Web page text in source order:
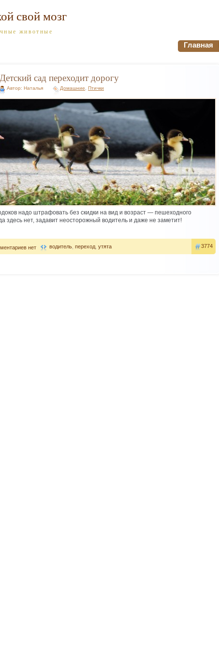
свой мозг
животные
Главная
Детский сад переходит дорогу
Автор: Наталья Домашние Птички
надо штрафовать без скидки на вид и возраст — пешеходного
здесь нет, задавит неосторожный водитель и даже не заметит!
нет водитель переход утята 3774